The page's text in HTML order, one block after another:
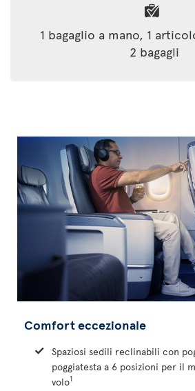
1 bagaglio a mano, 1
2 bagagli
Comfort eccezionale
Spaziosi sedili reclinabili con
poggiatesta a 6 posizioni per il
volo1